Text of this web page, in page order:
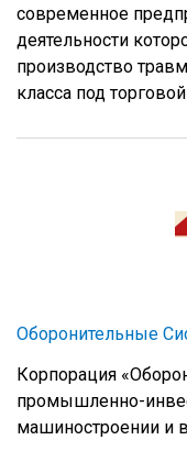
современное
деятельности
производство
класса под
Оборонительные
Корпорация
промышленно-
машиностроении и